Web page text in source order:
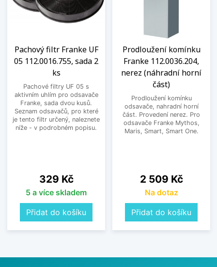
Pachový filtr Franke UF
05 112.0016.755, sada 2
ks
Pachové filtry UF 05 s
aktivním uhlím pro odsavače
Franke, sada dvou kusů.
Seznam odsavačů, pro které
je tento filtr určený, naleznete
níže - v podrobném popisu.
Cena
329 Kč
5 a více skladem
Přidat do košíku
Prodloužení komínku
Franke 112.0036.204,
nerez (náhradní horní
část)
Prodloužení komínku
odsavače, nahradní horní
část. Provedení nerez. Pro
odsavače Franke Mythos,
Maris, Smart, Smart One.
Cena
2 509 Kč
Na dotaz
Přidat do košíku